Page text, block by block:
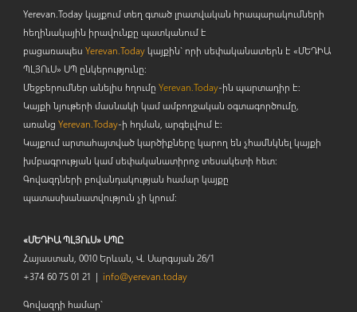
Yerevan.Today կայքում տեղ գտած լրատվական հրապարակումների
հեղինակային իրավունքը պատկանում է
բացառապես Yerevan.Todayկայքին` որի սեփականատերն է «ՄԵԴԻԱ
ՊԼՅՈւՍ» ՍՊ ընկերությունը։
Մեջբերումներ անելիս հղումը Yerevan.Today-ին պարտադիր է:
Կայքի նյութերի մասնակի կամ ամբողջական օգտագործումը,
առանց Yerevan.Today-ի հղման, արգելվում է:
Կայքում արտահայտված կարծիքները կարող են չհամնկնել կայքի
խմբագրության կամ սեփականատիրոջ տեսակետի հետ:
Գովազդների բովանդակության համար կայքը
պատասխանատվություն չի կրում:
«ՄԵԴԻԱ ՊԼՅՈւՍ» ՍՊԸ
Հայաստան, 0010 Երևան, Վ. Սարգսյան 26/1
+374 60 75 01 21 | info@yerevan.today
Գովազդի համար`